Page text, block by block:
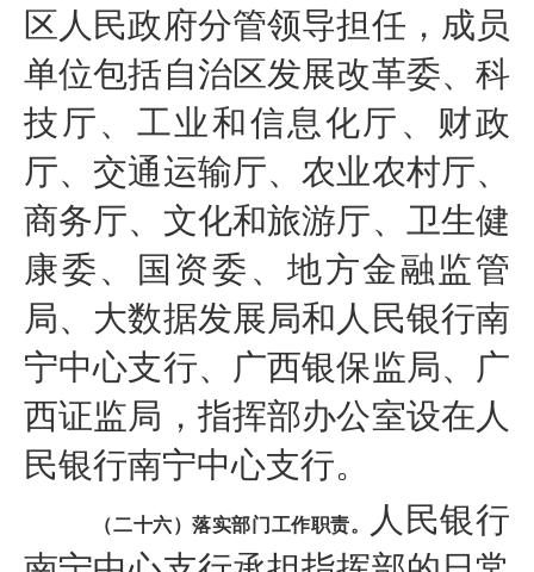
区人民政府分管领导担任，成员
单位包括自治区发展改革委、科
技厅、工业和信息化厅、财政
厅、交通运输厅、农业农村厅、
商务厅、文化和旅游厅、卫生健
康委、国资委、地方金融监管
局、大数据发展局和人民银行南
宁中心支行、广西银保监局、广
西证监局，指挥部办公室设在人
民银行南宁中心支行。
（二十六）落实部门工作职责。
人民银行